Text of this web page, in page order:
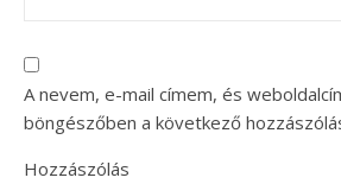
A nevem, e-mail címem, és
böngészőben a következő
Hozzászólás